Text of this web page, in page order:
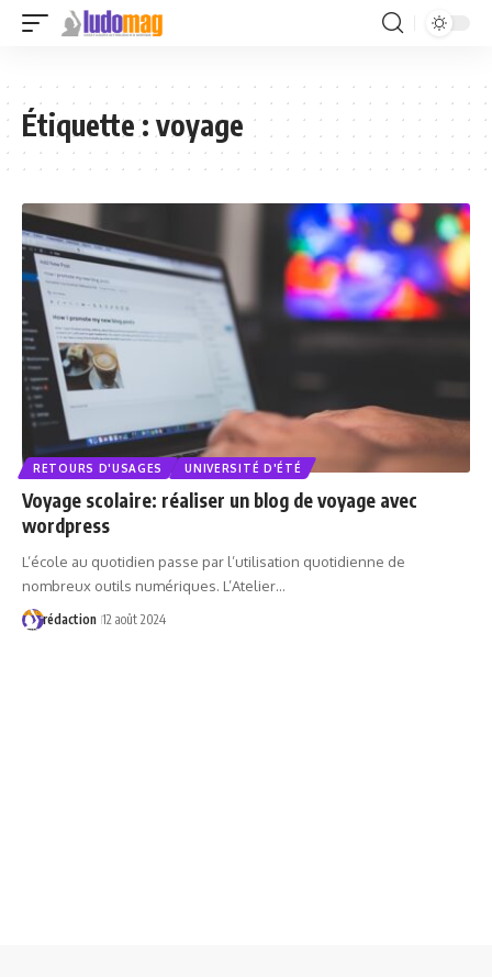
Étiquette :voyage
RETOURS D'USAGES UNIVERSITÉ D'ÉTÉ
Voyage scolaire: réaliser un blog de voyage avec
wordpress
L’école au quotidien passe par l’utilisation quotidienne de
nombreux outils numériques. L’Atelier…
rédaction 12 août 2024